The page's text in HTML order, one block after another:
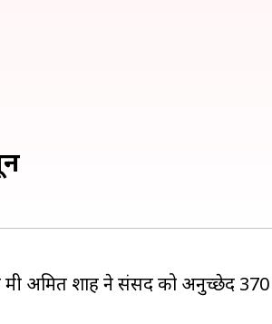
अमित शाह ने संसद को अनुच्छेद